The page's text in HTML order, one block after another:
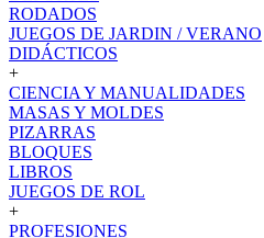
RODADOS
JUEGOS DE JARDIN / VERANO
DIDÁCTICOS
+
CIENCIA Y MANUALIDADES
MASAS Y MOLDES
PIZARRAS
BLOQUES
LIBROS
JUEGOS DE ROL
+
PROFESIONES